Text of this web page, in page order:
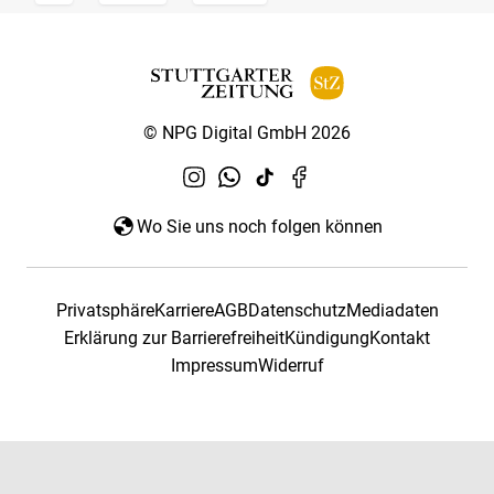
© NPG Digital GmbH 2026
Wo Sie uns noch folgen können
PrivatsphäreKarriereAGBDatenschutzMediadaten
Erklärung zur BarrierefreiheitKündigungKontakt
ImpressumWiderruf